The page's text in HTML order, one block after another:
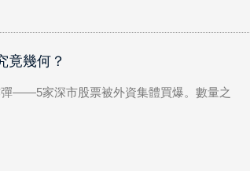
竟幾何？
——5家深市股票被外資集體買爆。數量之